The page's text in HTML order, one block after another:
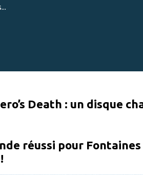
Death : un disque
réussi pour